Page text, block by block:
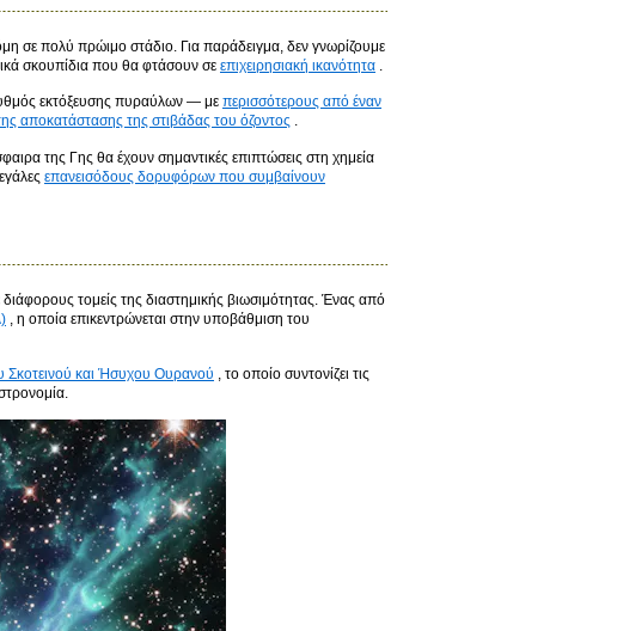
σε πολύ πρώιμο στάδιο. Για παράδειγμα, δεν γνωρίζουμε
σκουπίδια που θα φτάσουν σε επιχειρησιακή ικανότητα .
εκτόξευσης πυραύλων — με περισσότερους από έναν
αποκατάστασης της στιβάδας του όζοντος .
της Γης θα έχουν σημαντικές επιπτώσεις στη χημεία
επανεισόδους δορυφόρων που συμβαίνουν
τομείς της διαστημικής βιωσιμότητας. Ένας από
, η οποία επικεντρώνεται στην υποβάθμιση του
Σκοτεινού και Ήσυχου Ουρανού , το οποίο συντονίζει τις